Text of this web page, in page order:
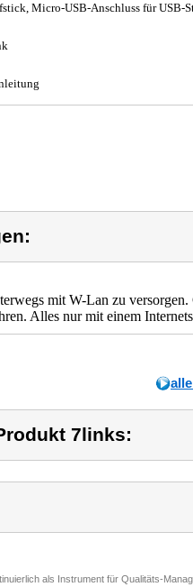
Micro-USB-Anschluss für USB-
mit W-Lan zu
Alles nur mit einem
7links:
als Instrument für Qualitäts-